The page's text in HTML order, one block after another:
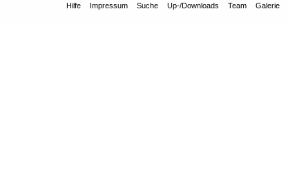
Hilfe Impressum Suche Up-/Downloads Team Galerie